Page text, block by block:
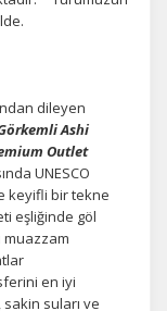
dileyen
Ashi
Outlet
UNESCO
keyifli bir tekne
eşliğinde göl
en iyi
suları ve